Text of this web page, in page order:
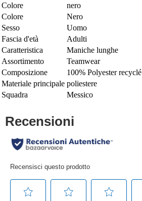
Colore
nero
Colore
Nero
Sesso
Uomo
Fascia d'età
Adulti
Caratteristica
Maniche lunghe
Assortimento
Teamwear
Composizione
100% Polyester recyclé
Materiale principale poliestere
Squadra
Messico